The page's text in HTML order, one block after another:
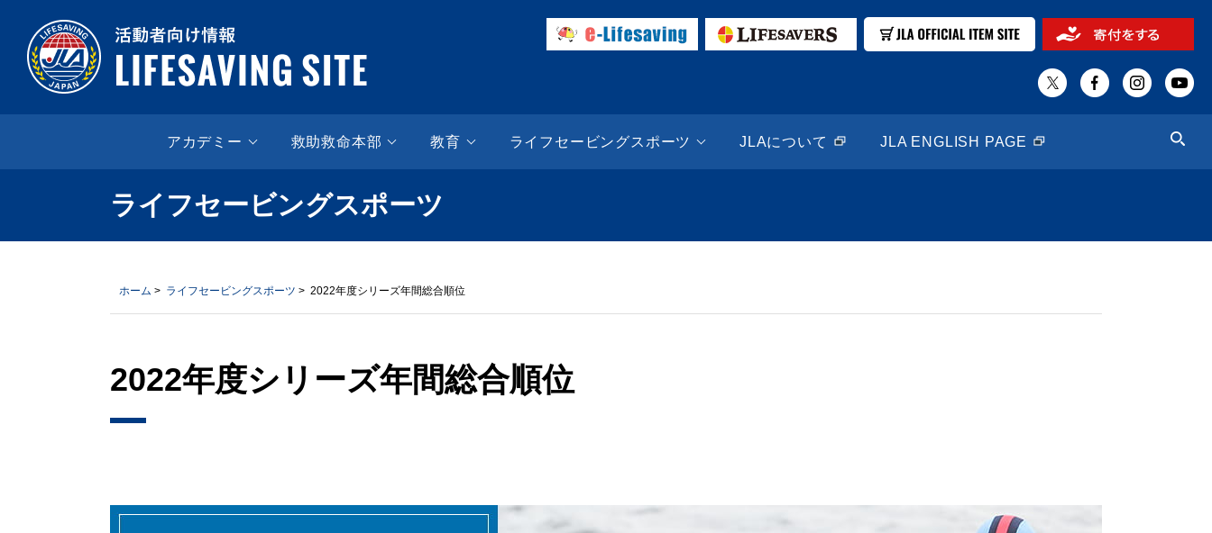
LIFESAVING SITE | 日本ライフセービング協会（JLA）
アカデミー 救助救命本部 教育 ライフセービングスポーツ JLAについて JLA ENGLISH PAGE
ライフセービングスポーツ
ホーム > ライフセービングスポーツ > 2022年度シリーズ年間総合順位
2022年度シリーズ年間総合順位